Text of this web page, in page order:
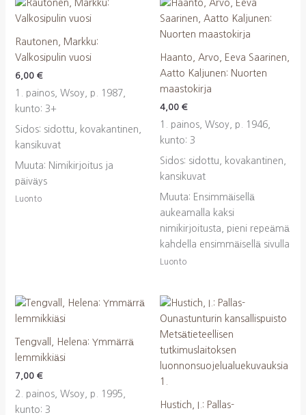
Rautonen, Markku:
Valkosipulin vuosi
6,00 €
1. painos, Wsoy, p. 1987,
kunto: 3+
Sidos: sidottu, kovakantinen,
kansikuvat
Muuta: Nimikirjoitus ja
päiväys
Luonto
Haanto, Arvo, Eeva Saarinen,
Aatto Kaljunen: Nuorten
maastokirja
4,00 €
1. painos, Wsoy, p. 1946,
kunto: 3
Sidos: sidottu, kovakantinen,
kansikuvat
Muuta: Ensimmäisellä
aukeamalla kaksi
nimikirjoitusta, pieni repeämä
kahdella ensimmäisellä sivulla
Luonto
Tengvall, Helena: Ymmärrä
lemmikkiäsi
7,00 €
2. painos, Wsoy, p. 1995,
kunto: 3
Hustich, I.: Pallas-